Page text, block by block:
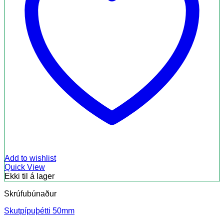
Add to wishlist
Quick View
Ekki til á lager
Skrúfubúnaður
Skutpípuþétti 50mm